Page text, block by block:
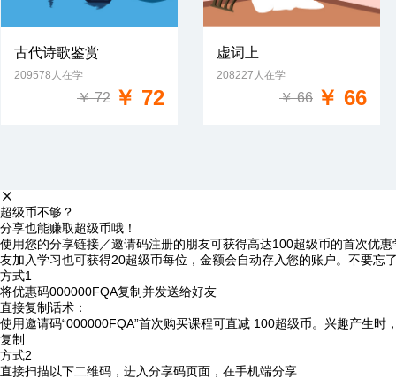
免费试学
古代诗歌鉴赏
209578人在学
￥ 72 ￥ 72
免费试学
虚词上
208227人在学
￥ 66 ￥ 66
超级币不够？
分享也能赚取超级币哦！
使用您的分享链接／邀请码注册的朋友可获得高达100超级币的首次优
友加入学习也可获得20超级币每位，金额会自动存入您的账户。不要忘
方式1
将优惠码000000FQA复制并发送给好友
直接复制话术：
使用邀请码“000000FQA”首次购买课程可直减 100超级币。兴趣产生时
复制
方式2
直接扫描以下二维码，进入分享码页面，在手机端分享